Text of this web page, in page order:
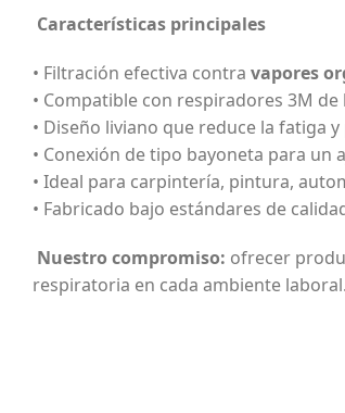
Características principales
• Filtración efectiva contra vapores
• Compatible con respiradores 3M de
• Diseño liviano que reduce la fatiga
• Conexión de tipo bayoneta para un
• Ideal para carpintería, pintura,
• Fabricado bajo estándares de
Nuestro compromiso: ofrecer
respiratoria en cada ambiente laboral.